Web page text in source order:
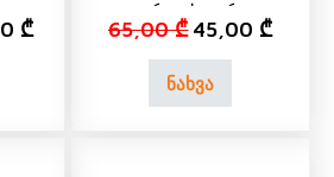
price was: 110,00 ₾.
₾Current price is: 80,00 ₾.
Ვარდისფერი
65,00₾ Original price
45,00 ₾
ნახვა